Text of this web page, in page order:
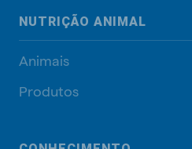
NUTRIÇÃO ANIMAL
Animais
Produtos